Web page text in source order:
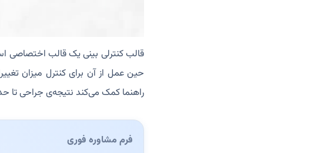
قالب کنترلی بینی یک قالب
حین عمل از آن برای کنترل میزان
راهنما کمک می‌کند نتیجه‌ی جراحی
فرم مشاوره فوری